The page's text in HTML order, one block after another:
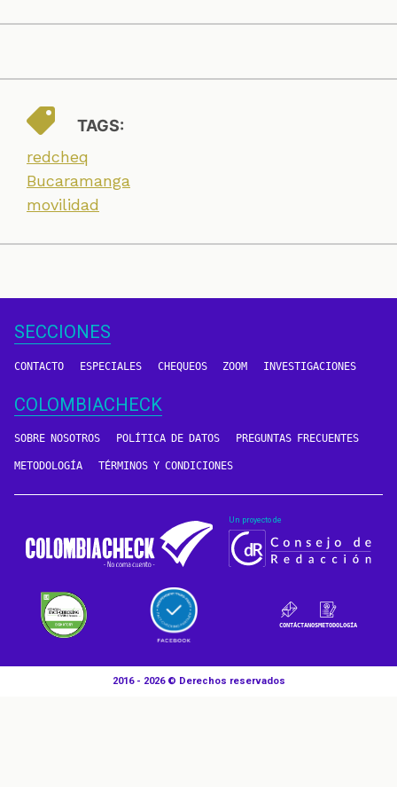
TAGS:
redcheq
Bucaramanga
movilidad
SECCIONES
CONTACTO ESPECIALES CHEQUEOS ZOOM INVESTIGACIONES
COLOMBIACHECK
SOBRE NOSOTROS POLÍTICA DE DATOS PREGUNTAS FRECUENTES
METODOLOGÍA TÉRMINOS Y CONDICIONES
Un proyecto de
CONTÁCTANOSMETODOLOGÍA
2016 - 2026 © Derechos reservados